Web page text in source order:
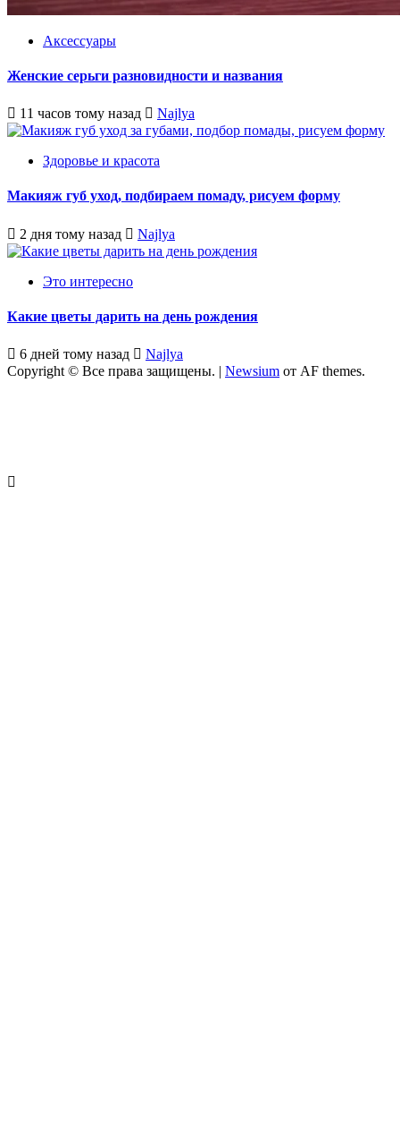
Аксессуары
Женские серьги разновидности и названия
11 часов тому назад Najlya
Здоровье и красота
Макияж губ уход, подбираем помаду, рисуем форму
2 дня тому назад Najlya
Это интересно
Какие цветы дарить на день рождения
6 дней тому назад
Najlya
Copyright © Все права защищены. | Newsium от AF themes.